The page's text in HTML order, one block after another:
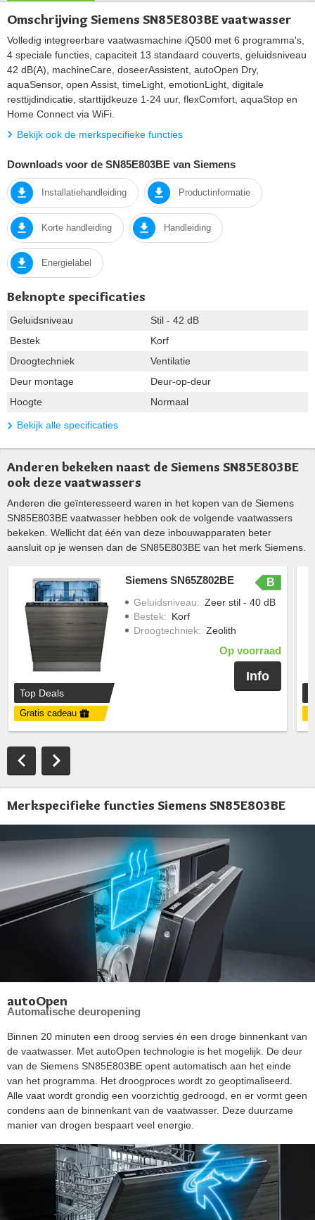
Omschrijving Siemens SN85E803BE vaatwasser
Volledig integreerbare vaatwasmachine iQ500 met 6 programma's,
4 speciale functies, capaciteit 13 standaard couverts, geluidsniveau
42 dB(A), machineCare, doseerAssistent, autoOpen Dry,
aquaSensor, open Assist, timeLight, emotionLight, digitale
resttijdindicatie, starttijdkeuze 1-24 uur, flexComfort, aquaStop en
Home Connect via WiFi.
Bekijk ook de merkspecifieke functies
Downloads voor de SN85E803BE van Siemens
Installatiehandleiding Productinformatie
Korte handleiding Handleiding
Energielabel
Beknopte specificaties
Geluidsniveau
Stil - 42 dB
Bestek
Korf
Droogtechniek
Ventilatie
Deur montage
Deur-op-deur
Hoogte
Normaal
Bekijk alle specificaties
Anderen bekeken naast de Siemens SN85E803BE
ook deze vaatwassers
Anderen die geïnteresseerd waren in het kopen van de Siemens
SN85E803BE vaatwasser hebben ook de volgende vaatwassers
bekeken. Wellicht dat één van deze inbouwapparaten beter
aansluit op je wensen dan de SN85E803BE van het merk Siemens.
Top Deals
Gratis cadeau
Siemens SN65Z802BE B
Geluidsniveau: Zeer stil - 40 dB
Bestek: Korf
Droogtechniek: Zeolith
Op voorraad
Info
Merkspecifieke functies Siemens SN85E803BE
autoOpen
Automatische deuropening
Binnen 20 minuten een droog servies én een droge binnenkant van
de vaatwasser. Met autoOpen technologie is het mogelijk. De deur
van de Siemens SN85E803BE opent automatisch aan het einde
van het programma. Het droogproces wordt zo geoptimaliseerd.
Alle vaat wordt grondig een voorzichtig gedroogd, en er vormt geen
condens aan de binnenkant van de vaatwasser. Deze duurzame
manier van drogen bespaart veel energie.